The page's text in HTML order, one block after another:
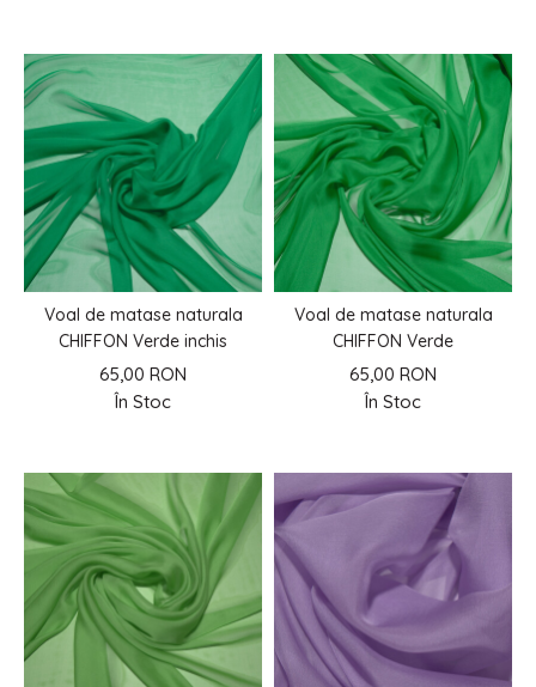
Voal de matase naturala
CHIFFON Verde inchis
65,00 RON
În Stoc
Voal de matase naturala
CHIFFON Verde
65,00 RON
În Stoc